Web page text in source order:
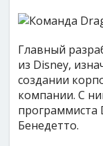
Главный
из Disney,
создании
компании. С
программиста
Бенедетто.